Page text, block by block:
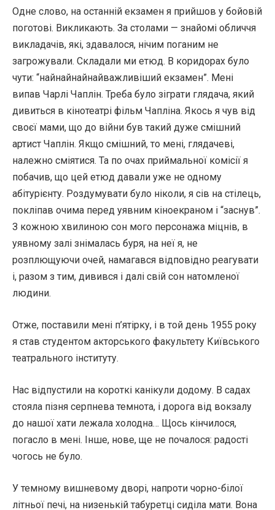
Одне слово, на останній екзамен я прийшов у бойовій
поготові. Викликають. За столами — знайомі обличчя
викладачів, які, здавалося, нічим поганим не
загрожували. Складали ми етюд. В коридорах було
чути: “найнайнайнайважливіший екзамен”. Мені
випав Чарлі Чаплін. Треба було зіграти глядача, який
дивиться в кінотеатрі фільм Чапліна. Якось я чув від
своєї мами, що до війни був такий дуже смішний
артист Чаплін. Якщо смішний, то мені, глядачеві,
належно сміятися. Та по очах приймальної комісії я
побачив, що цей етюд давали уже не одному
абітурієнту. Роздумувати було ніколи, я сів на стілець,
покліпав очима перед уявним кіноекраном і “заснув”.
З кожною хвилиною сон мого персонажа міцнів, в
уявному залі знімалась буря, на неї я, не
розплющуючи очей, намагався відповідно реагувати
і, разом з тим, дивився і далі свій сон натомленої
людини.
Отже, поставили мені п’ятірку, і в той день 1955 року
я став студентом акторського факультету Київського
театрального інституту.
Нас відпустили на короткі канікули додому. В садах
стояла пізня серпнева темнота, і дорога від вокзалу
до нашої хати лежала холодна… Щось кінчилося,
погасло в мені. Інше, нове, ще не почалося: радості
чогось не було.
У темному вишневому дворі, напроти чорно-білої
літньої печі, на низенькій табуретці сиділа мати. Вона